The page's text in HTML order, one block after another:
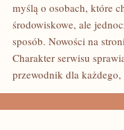
PLANETY
myślą o osobach, które
środowiskowe, ale
sposób. Nowości na
Charakter serwisu
przewodnik dla